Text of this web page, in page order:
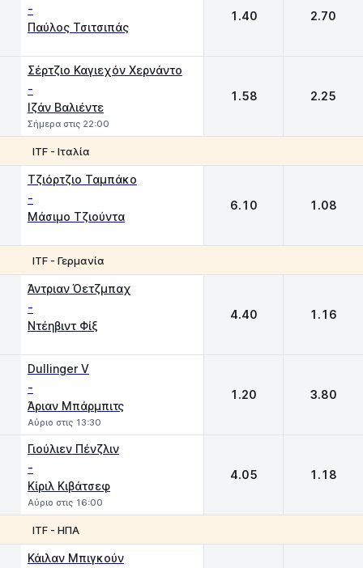
-
Παύλος Τσιτσιπάς
1.40 2.70
Σέρτζιο Καγιεχόν Χερνάντο
-
Ιζάν Βαλιέντε
Σήμερα στις 22:00
1.58 2.25
ITF - Ιταλία
Τζιόρτζιο Ταμπάκο
-
Μάσιμο Τζιούντα
6.10 1.08
ITF - Γερμανία
Άντριαν Όετζμπαχ
-
Ντέηβιντ Φίξ
4.40 1.16
Dullinger V
-
Άριαν Μπάρμπιτς
Αύριο στις 13:30
1.20 3.80
Γιούλιεν Πένζλιν
-
Κίριλ Κιβάτσεφ
Αύριο στις 16:00
4.05 1.18
ITF - ΗΠΑ
Κάιλαν Μπιγκούν